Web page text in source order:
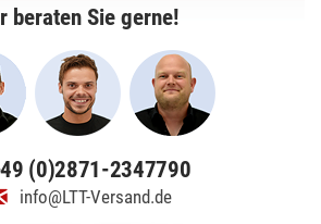
beraten Sie gerne!
(0)2871-2347790
info@LTT-Versand.de